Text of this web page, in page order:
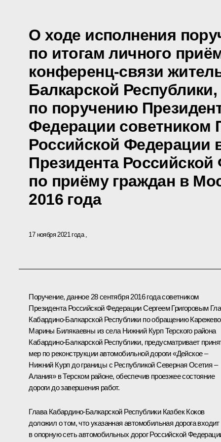
О ходе исполнения
по итогам личного
конференц-связи
Балкарской
по поручению
Федерации советником
Российской Федерации
Президента
по приёму граждан в
2016 года
17 ноября 2021 года
Поручение, данное 28 сентября 2016 года советником
Президента Российской Федерации Сергеем Григоровым
Кабардино-Балкарской Республики по обращению
Марины Билякаевны из села Нижний Курп Терского района
Кабардино-Балкарской Республики, предусматривает
мер по реконструкции автомобильной дороги «Дейское –
Нижний Курп до границы с Республикой Северная Осетия –
Алания» в Терском районе, обеспечив проезжее состояние
дороги до завершения работ.
Глава Кабардино-Балкарской Республики Казбек Коков
доложил о том, что указанная автомобильная дорога входит
в опорную сеть автомобильных дорог Российской